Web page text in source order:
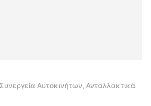
Αυτοκινήτων, Ανταλλακτικά